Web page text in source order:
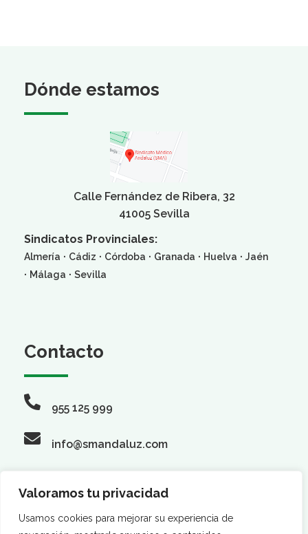
Valoramos tu privacidad
Usamos cookies para mejorar su experiencia de
Dónde estamos
Calle Fernández de Ribera, 32
41005 Sevilla
Sindicatos Provinciales:
Almería · Cádiz · Córdoba · Granada · Huelva · Jaén
· Málaga · Sevilla
Contacto
955 125 999
info@smandaluz.com
Síguenos